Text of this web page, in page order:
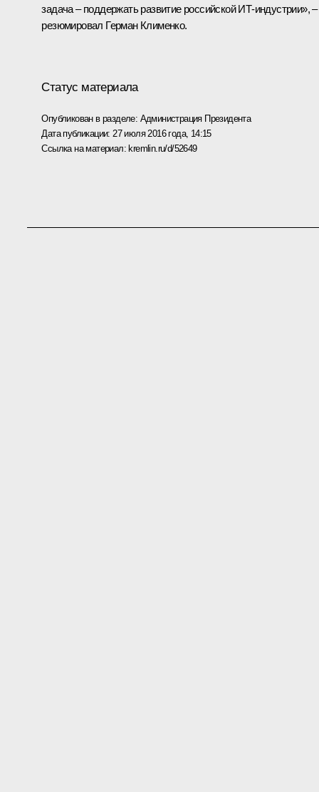
задача – поддержать развитие российской ИТ-индустрии», –
резюмировал Герман Клименко.
Статус материала
Опубликован в разделе: Администрация Президента
Дата публикации: 27 июля 2016 года, 14:15
Ссылка на материал: kremlin.ru/d/52649